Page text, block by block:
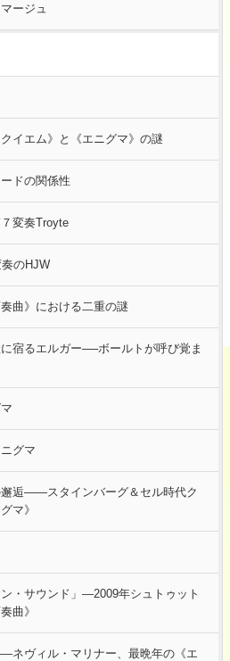
ージュ
イエム》と《エニグマ》の謎
ドの関係性
変奏Troyte
のHJW
曲》における二重の謎
宿るエルガー──ボールトが呼び覚ま
グマ
逅――スタインバーグ＆セル時代ク
マ》
ン・サウンド」―2009年シュトゥット
曲》
ネヴィル・マリナー、最晩年の《エ